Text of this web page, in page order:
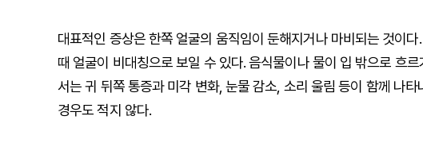
대표적인 증상은 한쪽 얼굴의 움직임이 둔해지거나 마비되는 것이
때 얼굴이 비대칭으로 보일 수 있다. 음식물이나 물이 입 밖으로 흐
서는 귀 뒤쪽 통증과 미각 변화, 눈물 감소, 소리 울림 등이 함께 나
경우도 적지 않다.